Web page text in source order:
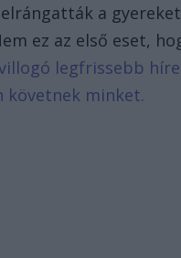
a
ez az első eset,
legfrissebb
követnek minket.